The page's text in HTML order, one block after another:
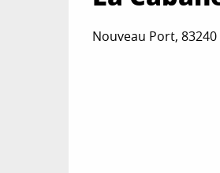
Nouveau Port,